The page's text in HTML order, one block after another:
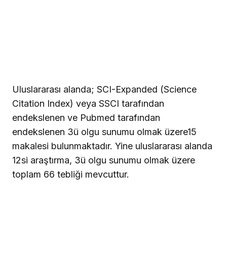
Uluslararası alanda; SCI-Expanded (Science
Citation Index) veya SSCI tarafından
endekslenen ve Pubmed tarafından
endekslenen 3ü olgu sunumu olmak üzere15
makalesi bulunmaktadır. Yine uluslararası alanda
12si araştırma, 3ü olgu sunumu olmak üzere
toplam 66 tebliği mevcuttur.